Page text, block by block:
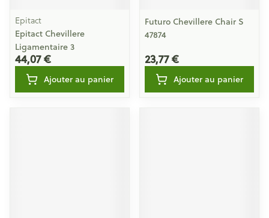
Epitact
Epitact Chevillere
Ligamentaire 3
44,07 €
Ajouter au panier
Futuro Chevillere Chair S
47874
23,77 €
Ajouter au panier